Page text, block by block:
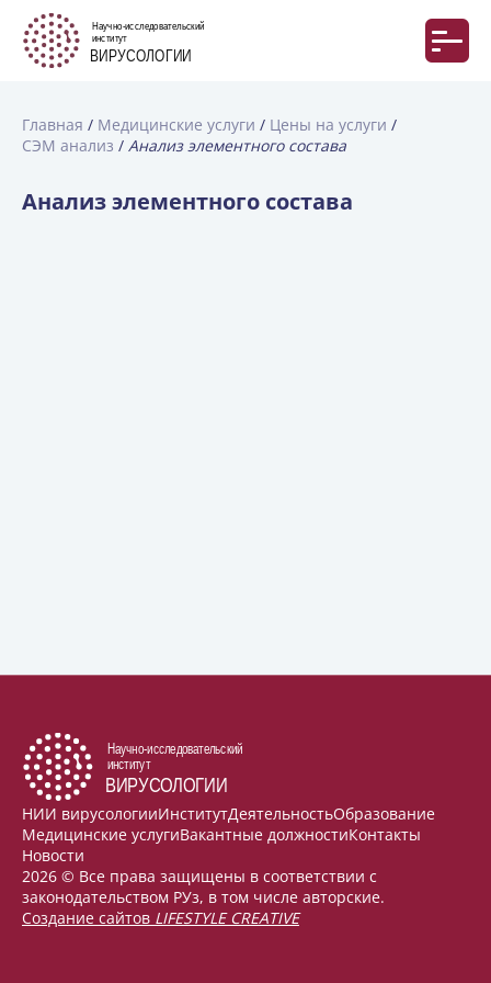
Главная Медицинские услуги
Цены на услуги
СЭМ анализ
Анализ элементного состава
Анализ элементного состава
НИИ вирусологииИнститутДеятельностьОбразование
Медицинские услугиВакантные должностиКонтакты
Новости
2026 © Все права защищены в соответствии с
законодательством РУз, в том числе авторские.
Создание сайтов LIFESTYLE CREATIVE